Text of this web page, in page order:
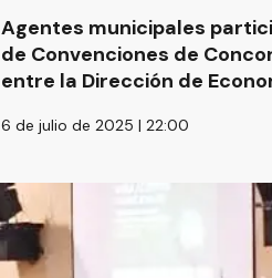
Agentes municipales
de Convenciones de
entre la Dirección de
6 de julio de 2025 | 22:00